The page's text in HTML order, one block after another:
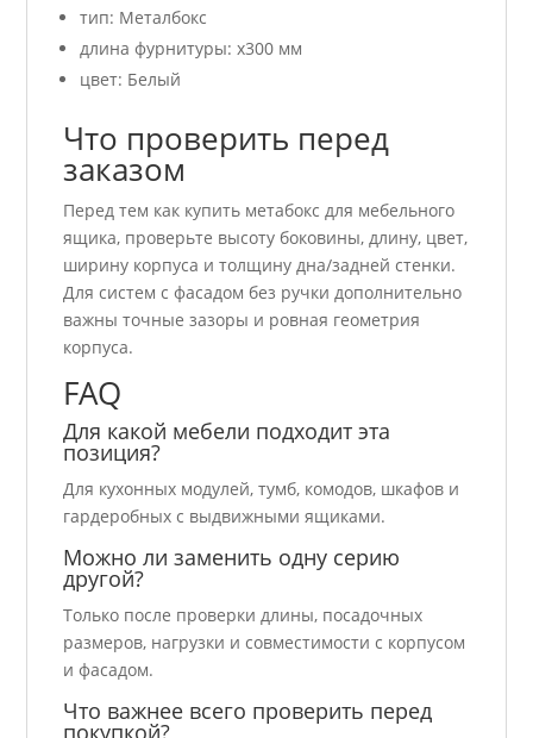
тип: Металбокс
длина фурнитуры: x300 мм
цвет: Белый
Что проверить перед
заказом
Перед тем как купить метабокс для мебельного
ящика, проверьте высоту боковины, длину, цвет,
ширину корпуса и толщину дна/задней стенки.
Для систем с фасадом без ручки дополнительно
важны точные зазоры и ровная геометрия
корпуса.
FAQ
Для какой мебели подходит эта
позиция?
Для кухонных модулей, тумб, комодов, шкафов и
гардеробных с выдвижными ящиками.
Можно ли заменить одну серию
другой?
Только после проверки длины, посадочных
размеров, нагрузки и совместимости с корпусом
и фасадом.
Что важнее всего проверить перед